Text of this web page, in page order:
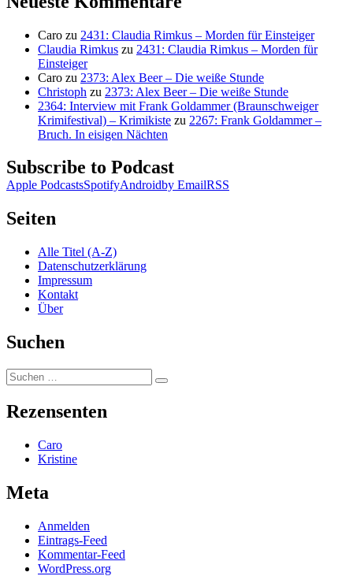
Caro zu 2431: Claudia Rimkus – Morden für Einsteiger
Claudia Rimkus zu 2431: Claudia Rimkus – Morden für
Einsteiger
Caro zu 2373: Alex Beer – Die weiße Stunde
Christoph zu 2373: Alex Beer – Die weiße Stunde
2364: Interview mit Frank Goldammer (Braunschweiger
Krimifestival) – Krimikiste zu 2267: Frank Goldammer –
Bruch. In eisigen Nächten
Subscribe to Podcast
Apple PodcastsSpotifyAndroidby EmailRSS
Seiten
Alle Titel (A-Z)
Datenschutzerklärung
Impressum
Kontakt
Über
Suchen
Suchen
nach:
Suchen
Rezensenten
Caro
Kristine
Meta
Anmelden
Eintrags-Feed
Kommentar-Feed
WordPress.org